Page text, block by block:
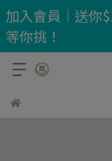
加入會員｜送你
等你挑！